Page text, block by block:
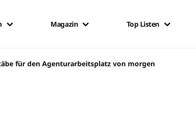
Magazin Top Listen
für den Agenturarbeitsplatz von morgen